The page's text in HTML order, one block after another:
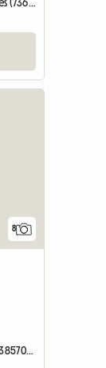
8
Unterkunft beim Gastgeber | Tencin (38570) | 18 M2